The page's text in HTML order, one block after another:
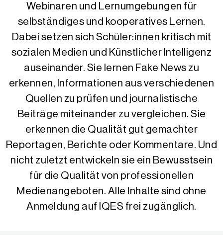
Webinaren und Lernumgebungen für
selbständiges und kooperatives Lernen.
Dabei setzen sich Schüler:innen kritisch mit
sozialen Medien und Künstlicher Intelligenz
auseinander. Sie lernen Fake News zu
erkennen, Informationen aus verschiedenen
Quellen zu prüfen und journalistische
Beiträge miteinander zu vergleichen. Sie
erkennen die Qualität gut gemachter
Reportagen, Berichte oder Kommentare. Und
nicht zuletzt entwickeln sie ein Bewusstsein
für die Qualität von professionellen
Medienangeboten. Alle Inhalte sind ohne
Anmeldung auf IQES frei zugänglich.